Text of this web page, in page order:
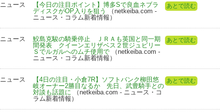
ニュース
【今日の注目ポイント】博多Sで良血ネブラ
ディスクがOP入りを狙う
（netkeiba.com -
ニュース・コラム新着情報）
あとで読む
ニュース
鮫島克駿の騎乗停止 ＪＲＡも英国と同一期
間発表 クイーンエリザベス２世ジュビリー
Ｓでルガルへのムチ使用で （netkeiba.com -
ニュース・コラム新着情報）
あとで読む
ニュース
【4日の注目・小倉7R】ソフトバンク柳田悠
岐オーナー2勝目なるか 先日、武豊騎手との
対談も話題に
（netkeiba.com - ニュース・コ
ラム新着情報）
あとで読む